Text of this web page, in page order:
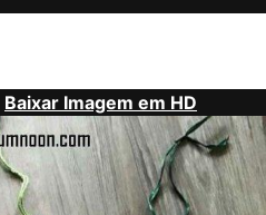
Baixar Imagem em HD